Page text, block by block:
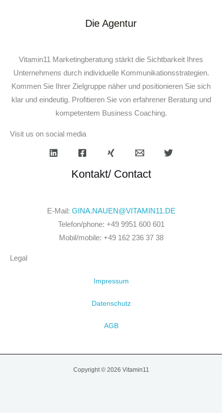
Die Agentur
Vitamin11 Marketingberatung stärkt die Sichtbarkeit Ihres
Unternehmens durch individuelle Kommunikationsstrategien.
Kommen Sie Ihrer Zielgruppe näher und positionieren Sie sich
klar und eindeutig. Profitieren Sie von erfahrener Beratung und
kompetentem Business Coaching.
Visit us on social media
Kontakt/ Contact
E-Mail: GINA.NAUEN@VITAMIN11.DE
Telefon/phone: +49 9951 600 601
Mobil/mobile: +49 162 236 37 38
Legal
Impressum
Datenschutz
AGB
Copyright © 2026 Vitamin11